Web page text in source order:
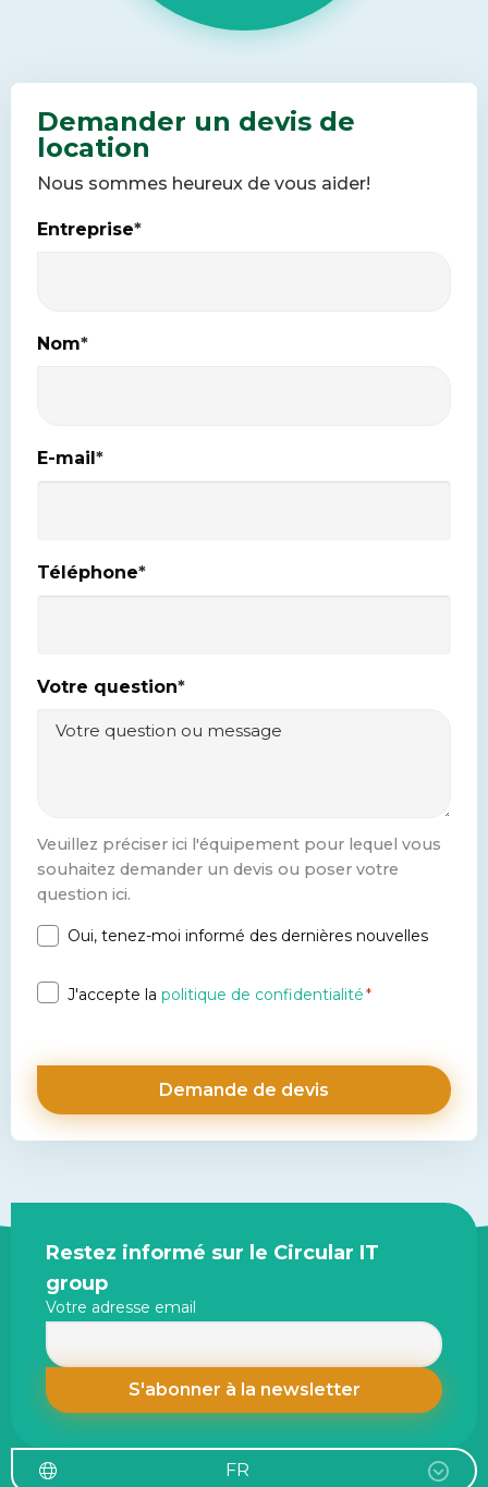
Demander un devis de
location
Nous sommes heureux de vous aider!
Entreprise*
Nom*
E-mail*
Téléphone*
Votre question*
Veuillez préciser ici l'équipement pour lequel vous
souhaitez demander un devis ou poser votre
question ici.
Newsletter
Oui, tenez-moi informé des dernières nouvelles
Privacy
J'accepte la politique de confidentialité*
Site
footer
Restez informé sur le Circular IT
group
Votre adresse email
FR